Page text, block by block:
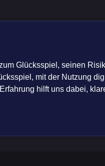
Glücksspiel, seinen
mit der Nutzung
hilft uns dabei,